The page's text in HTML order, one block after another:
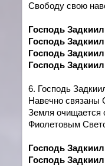
Свободу свою
Господь
Господь
Господь
Господь
6. Господь
Навечно связаны
Земля очищается
Фиолетовым
Господь
Господь